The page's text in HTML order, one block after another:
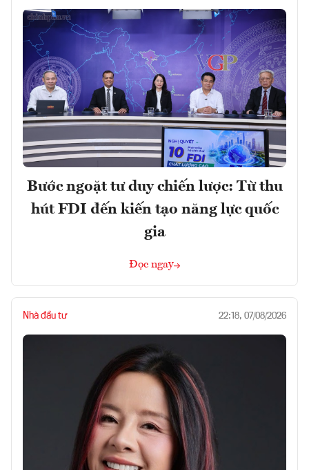
Bước ngoặt tư duy chiến lược: Từ thu
hút FDI đến kiến tạo năng lực quốc
gia
Đọc ngay
Nhà đầu tư 22:18, 07/08/2026